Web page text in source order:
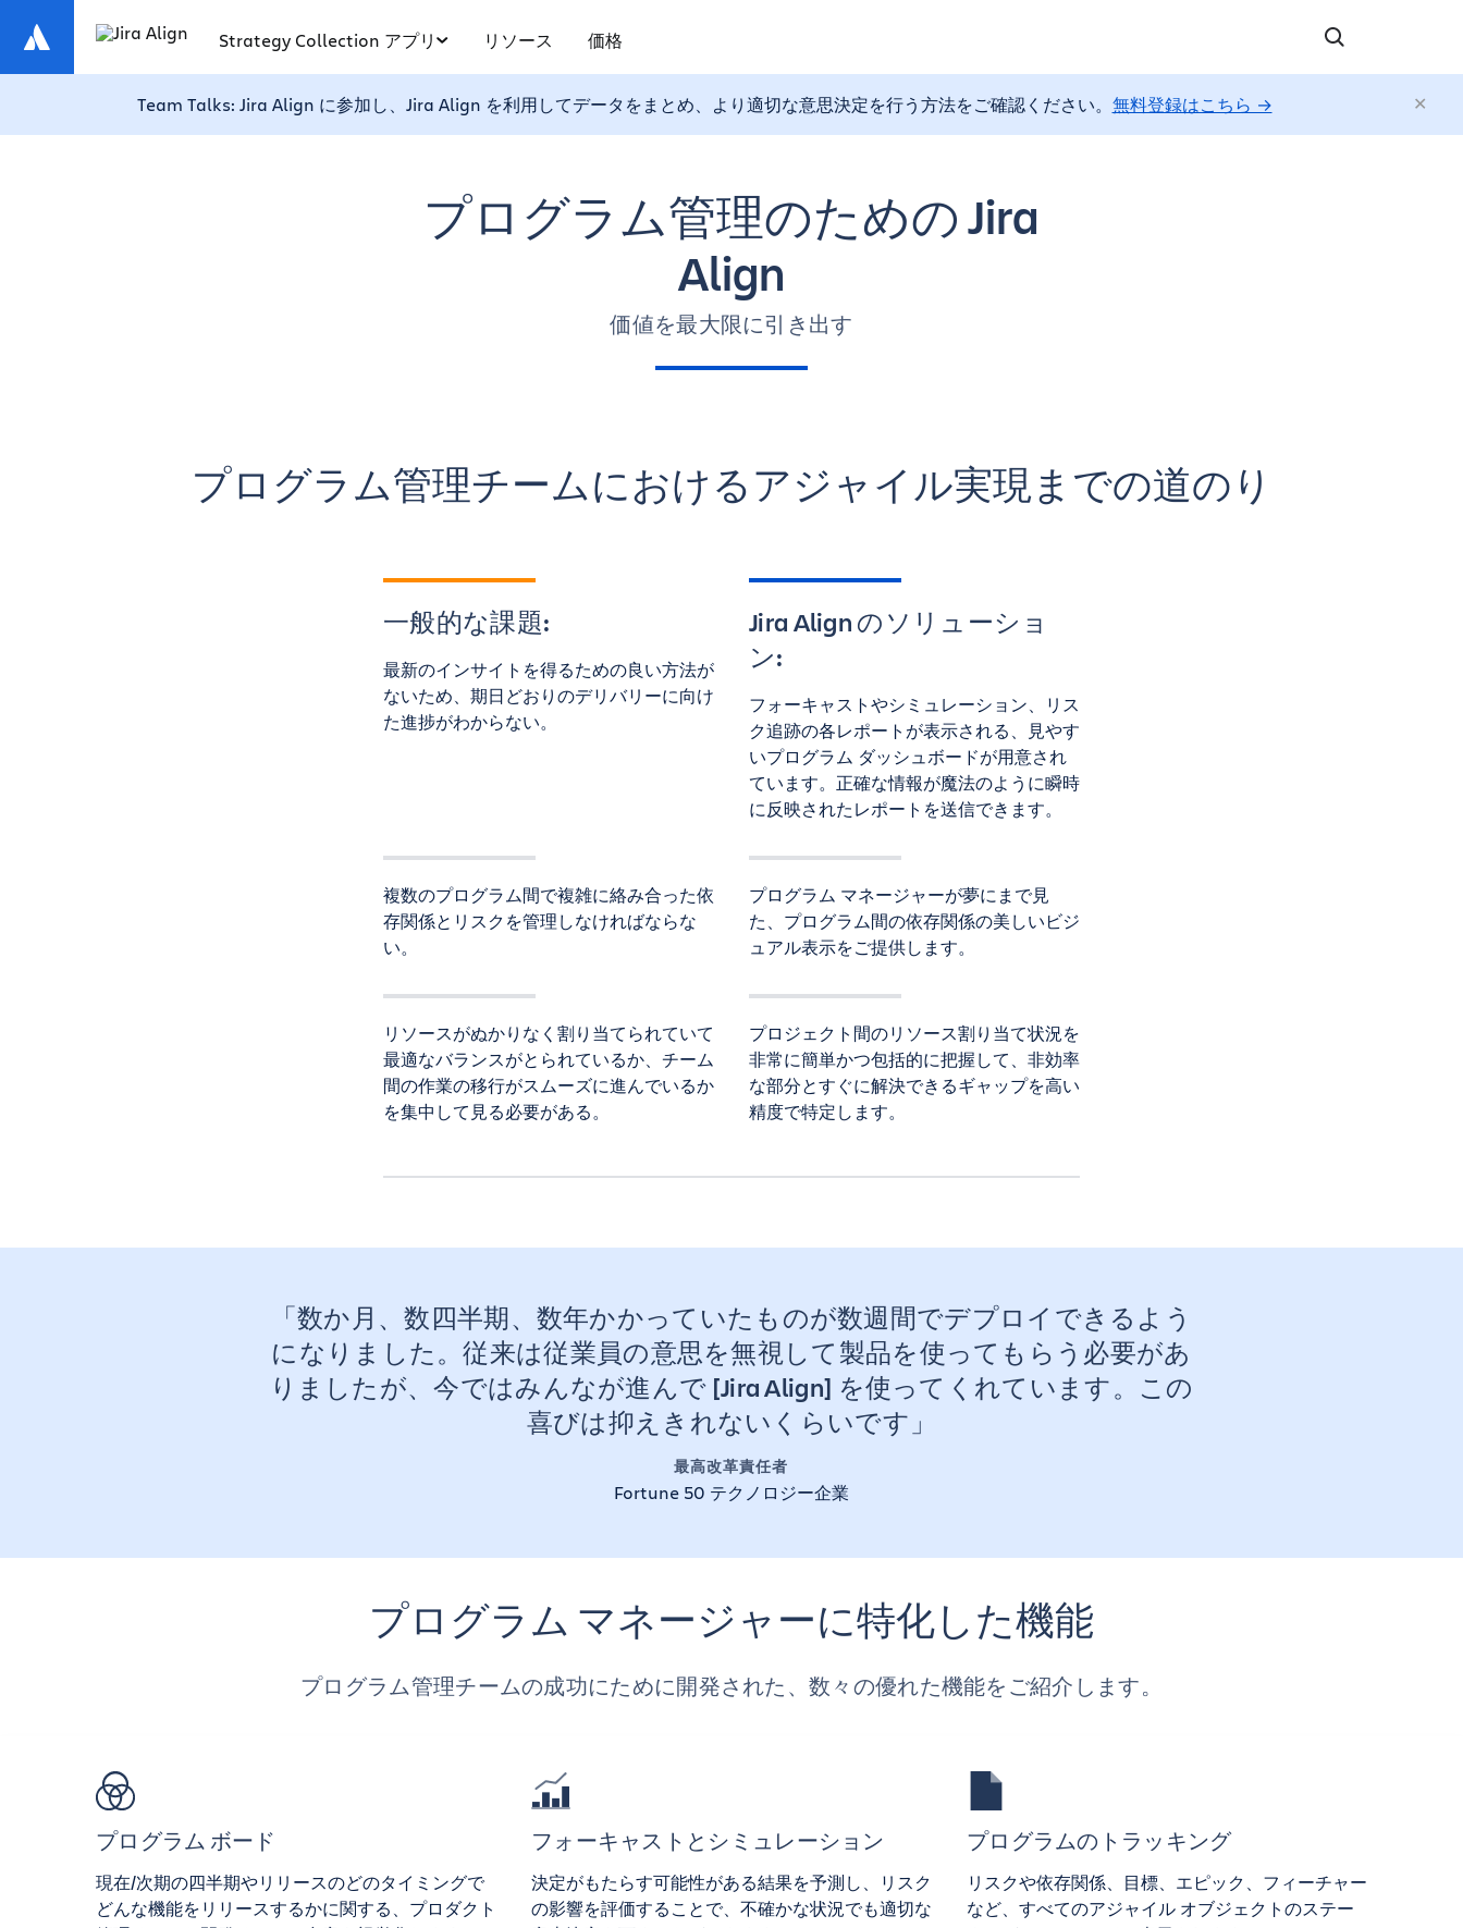
Strategy Collection アプリ リソース 価格
Team Talks: Jira Align に参加し、Jira Align を利用してデータをまとめ、より適切な意思決定を行う方法をご確認ください。 無料登録はこちら →
プログラム管理のための Jira
Align
価値を最大限に引き出す
プログラム管理チームにおけるアジャイル実現までの道のり
一般的な課題:
最新のインサイトを得るための良い方法が
ないため、期日どおりのデリバリーに向け
た進捗がわからない。
Jira Align のソリューショ
ン:
フォーキャストやシミュレーション、リス
ク追跡の各レポートが表示される、見やす
いプログラム ダッシュボードが用意され
ています。正確な情報が魔法のように瞬時
に反映されたレポートを送信できます。
複数のプログラム間で複雑に絡み合った依
存関係とリスクを管理しなければならな
い。
プログラム マネージャーが夢にまで見
た、プログラム間の依存関係の美しいビジ
ュアル表示をご提供します。
リソースがぬかりなく割り当てられていて
最適なバランスがとられているか、チーム
間の作業の移行がスムーズに進んでいるか
を集中して見る必要がある。
プロジェクト間のリソース割り当て状況を
非常に簡単かつ包括的に把握して、非効率
な部分とすぐに解決できるギャップを高い
精度で特定します。
「数か月、数四半期、数年かかっていたものが数週間でデプロイできるよう
になりました。従来は従業員の意思を無視して製品を使ってもらう必要があ
りましたが、今ではみんなが進んで [Jira Align] を使ってくれています。この
喜びは抑えきれないくらいです」
最高改革責任者
Fortune 50 テクノロジー企業
プログラム マネージャーに特化した機能
プログラム管理チームの成功にために開発された、数々の優れた機能をご紹介します。
プログラム ボード
現在/次期の四半期やリリースのどのタイミングで
どんな機能をリリースするかに関する、プロダクト
フォーキャストとシミュレーション
決定がもたらす可能性がある結果を予測し、リスク
の影響を評価することで、不確かな状況でも適切な
プログラムのトラッキング
リスクや依存関係、目標、エピック、フィーチャー
など、すべてのアジャイル オブジェクトのステー